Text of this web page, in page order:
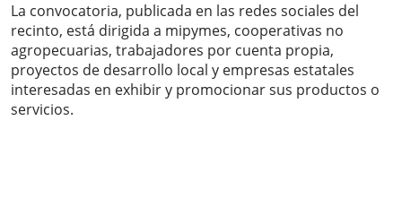
La convocatoria, publicada en las redes sociales del
recinto, está dirigida a mipymes, cooperativas no
agropecuarias, trabajadores por cuenta propia,
proyectos de desarrollo local y empresas estatales
interesadas en exhibir y promocionar sus productos o
servicios.